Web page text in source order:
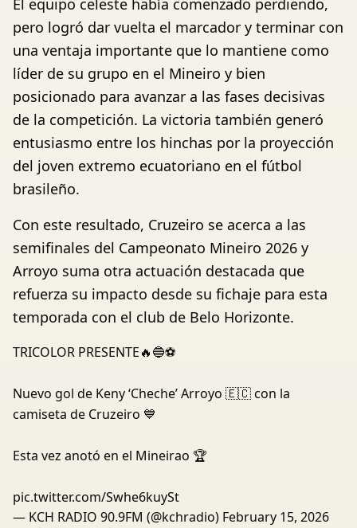
El equipo celeste había comenzado perdiendo,
pero logró dar vuelta el marcador y terminar con
una ventaja importante que lo mantiene como
líder de su grupo en el Mineiro y bien
posicionado para avanzar a las fases decisivas
de la competición. La victoria también generó
entusiasmo entre los hinchas por la proyección
del joven extremo ecuatoriano en el fútbol
brasileño.
Con este resultado, Cruzeiro se acerca a las
semifinales del Campeonato Mineiro 2026 y
Arroyo suma otra actuación destacada que
refuerza su impacto desde su fichaje para esta
temporada con el club de Belo Horizonte.
TRICOLOR PRESENTE🔥🔵⚽️
Nuevo gol de Keny ‘Cheche’ Arroyo 🇪🇨 con la
camiseta de Cruzeiro 💙
Esta vez anotó en el Mineirao 🏆
pic.twitter.com/Swhe6kuySt
— KCH RADIO 90.9FM (@kchradio) February 15, 2026